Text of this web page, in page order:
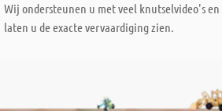
Wij ondersteunen u met veel knutselvideo's en
laten u de exacte vervaardiging zien.